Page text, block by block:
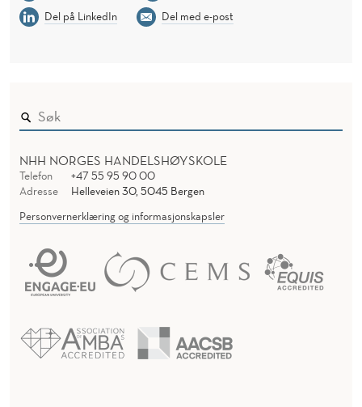
Del på LinkedIn
Del med e-post
NHH NORGES HANDELSHØYSKOLE
Telefon
+47 55 95 90 00
Adresse
Helleveien 30, 5045 Bergen
Personvernerklæring og informasjonskapsler